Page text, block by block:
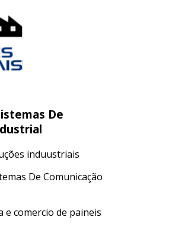
De
induustriais
comercio de paineis